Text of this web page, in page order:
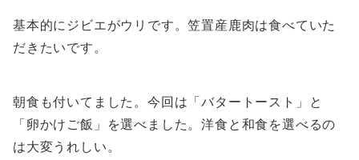
基本的にジビエがウリです。笠置産鹿肉は食べていた
だきたいです。
朝食も付いてました。今回は「バタートースト」と
「卵かけご飯」を選べました。洋食と和食を選べるの
は大変うれしい。